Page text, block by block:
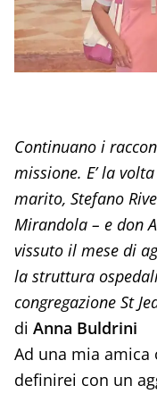
Continuano i
missione. E’ la
marito, Stefano
Mirandola – e don
vissuto il mese di
la struttura
congregazione St
di Anna Buldrini
Ad una mia amica
definirei con un